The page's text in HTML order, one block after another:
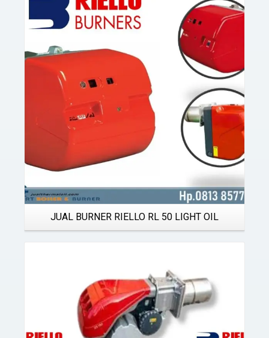
JUAL BURNER RIELLO RL 50 LIGHT OIL
Details